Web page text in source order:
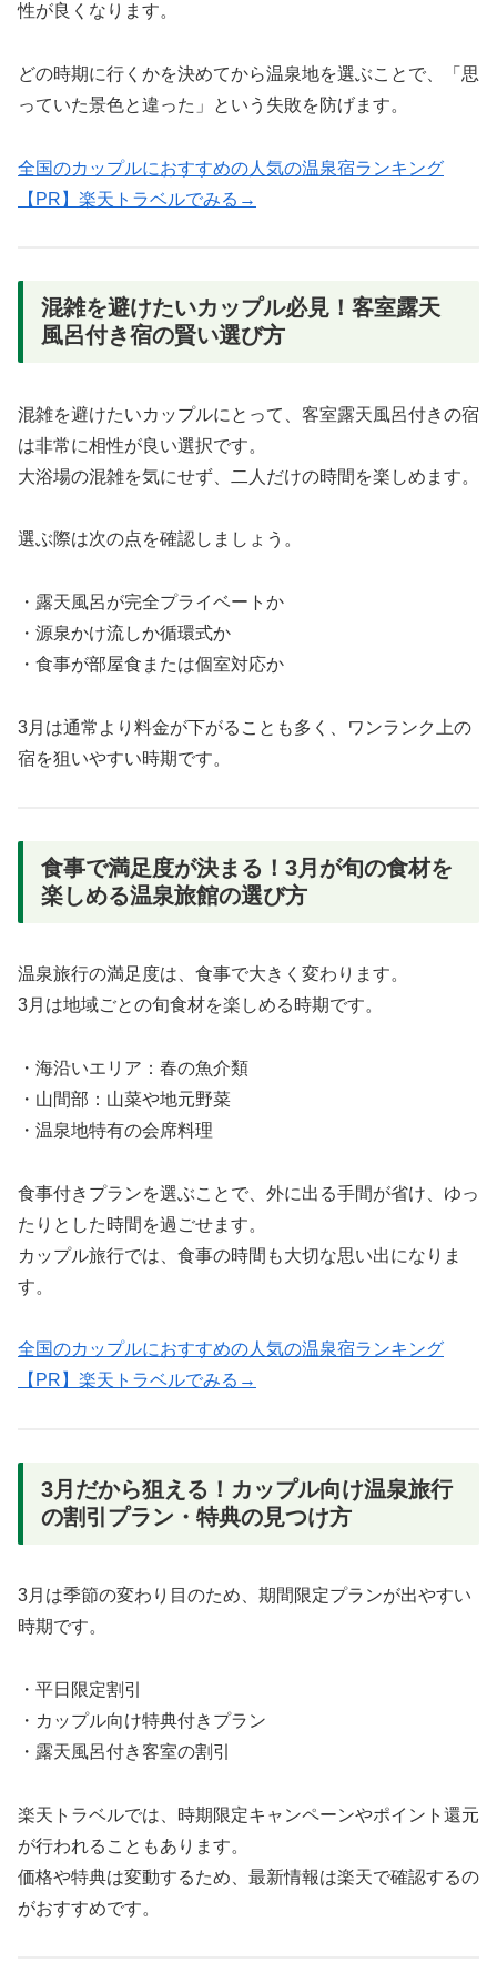
性が良くなります。
どの時期に行くかを決めてから温泉地を選ぶことで、「思
っていた景色と違った」という失敗を防げます。
全国のカップルにおすすめの人気の温泉宿ランキング
【PR】楽天トラベルでみる→
混雑を避けたいカップル必見！客室露天
風呂付き宿の賢い選び方
混雑を避けたいカップルにとって、客室露天風呂付きの宿
は非常に相性が良い選択です。
大浴場の混雑を気にせず、二人だけの時間を楽しめます。
選ぶ際は次の点を確認しましょう。
・露天風呂が完全プライベートか
・源泉かけ流しか循環式か
・食事が部屋食または個室対応か
3月は通常より料金が下がることも多く、ワンランク上の
宿を狙いやすい時期です。
食事で満足度が決まる！3月が旬の食材を
楽しめる温泉旅館の選び方
温泉旅行の満足度は、食事で大きく変わります。
3月は地域ごとの旬食材を楽しめる時期です。
・海沿いエリア：春の魚介類
・山間部：山菜や地元野菜
・温泉地特有の会席料理
食事付きプランを選ぶことで、外に出る手間が省け、ゆっ
たりとした時間を過ごせます。
カップル旅行では、食事の時間も大切な思い出になりま
す。
全国のカップルにおすすめの人気の温泉宿ランキング
【PR】楽天トラベルでみる→
3月だから狙える！カップル向け温泉旅行
の割引プラン・特典の見つけ方
3月は季節の変わり目のため、期間限定プランが出やすい
時期です。
・平日限定割引
・カップル向け特典付きプラン
・露天風呂付き客室の割引
楽天トラベルでは、時期限定キャンペーンやポイント還元
が行われることもあります。
価格や特典は変動するため、最新情報は楽天で確認するの
がおすすめです。